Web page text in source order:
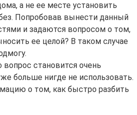
а не ее месте установить
Попробовав вынести данный
и задаются вопросом о том,
ее целой? В таком случае
становится очень
больше нигде не использовать.
о том, как быстро разбить